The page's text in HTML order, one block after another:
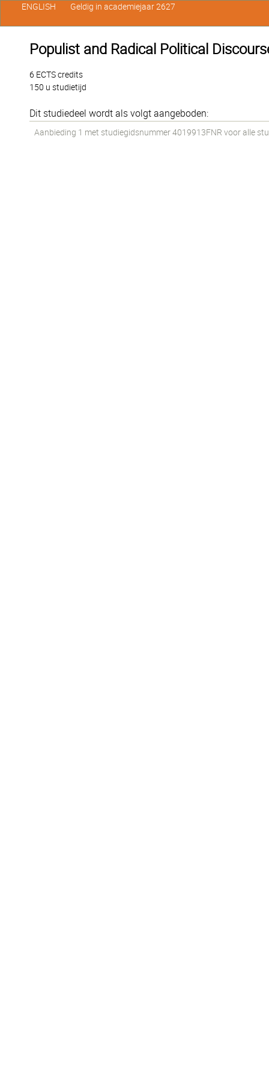
Populist and Radical Political
6 ECTS credits
150 u studietijd
Dit studiedeel wordt als volgt aangeboden:
Aanbieding 1 met studiegidsnummer 4019913FNR voor alle
ENGLISH Geldig in academiejaar 2627